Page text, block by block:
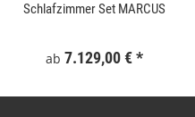
Schlafzimmer Set MARCUS
ab 7.129,00 €*